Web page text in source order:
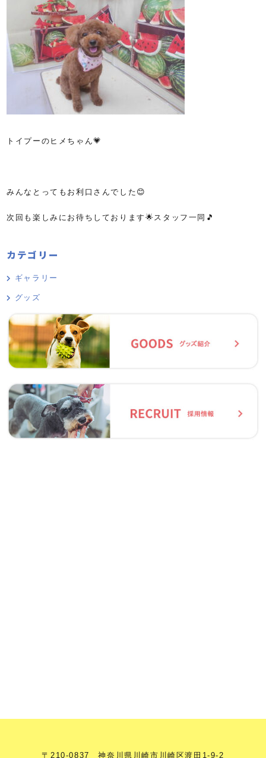
トイプーのヒメちゃん💗
みんなとってもお利口さんでした😊
次回も楽しみにお待ちしております🌟スタッフ一同🎵
カテゴリー
ギャラリー
グッズ
〒210-0837 神奈川県川崎市川崎区渡田1-9-2